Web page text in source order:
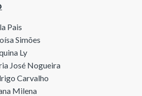
Pais
Simões
Ly
José Nogueira
Carvalho
Milena